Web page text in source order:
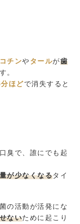
チンやタールが歯
。
ほどで消失すると
臭で、誰にでも起
が少なくなるタイ
の活動が活発にな
ないために起こり